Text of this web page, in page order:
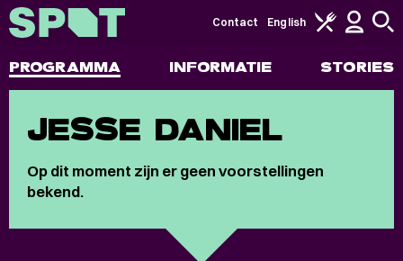
PROGRAMMA INFORMATIE STORIES
Contact English
JESSE DANIEL
Op dit moment zijn er geen voorstellingen
bekend.